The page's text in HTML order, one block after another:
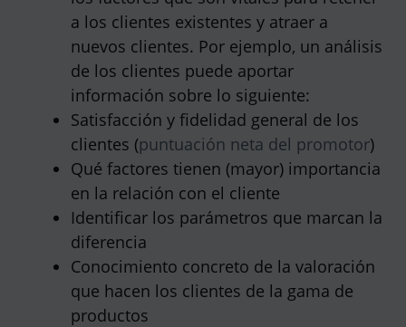
a los clientes existentes y atraer a
nuevos clientes. Por ejemplo, un análisis
de los clientes puede aportar
información sobre lo siguiente:
Satisfacción y fidelidad general de los
clientes (puntuación neta del promotor)
Qué factores tienen (mayor) importancia
en la relación con el cliente
Identificar los parámetros que marcan la
diferencia
Conocimiento concreto de la valoración
que hacen los clientes de la gama de
productos